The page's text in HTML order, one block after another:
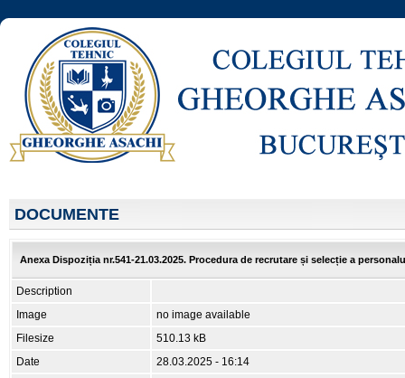
DOCUMENTE
Anexa Dispoziția nr.541-21.03.2025. Procedura de recrutare și selecție a
Description
Image
no image available
Filesize
510.13 kB
Date
28.03.2025 - 16:14